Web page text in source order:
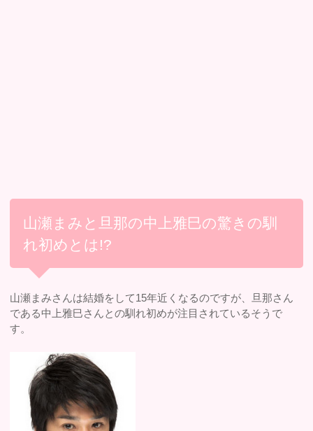
山瀬まみと旦那の中上雅巳の驚きの馴
れ初めとは!?
山瀬まみさんは結婚をして15年近くなるのですが、旦那さん
である中上雅巳さんとの馴れ初めが注目されているそうで
す。